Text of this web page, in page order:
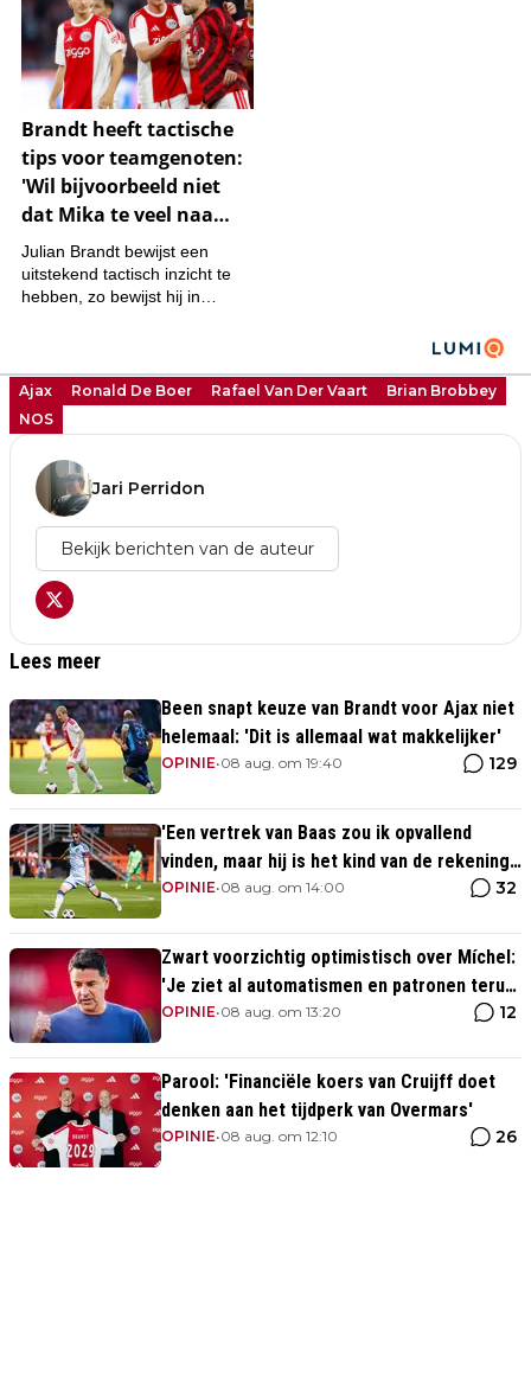
Ajax Ronald De Boer Rafael Van Der Vaart
Brian Brobbey
NOS
Jari Perridon
Bekijk berichten van de auteur
Lees meer
Been snapt keuze van Brandt voor Ajax niet
helemaal: 'Dit is allemaal wat makkelijker'
OPINIE•08 aug. om 19:40 129
'Een vertrek van Baas zou ik opvallend
vinden, maar hij is het kind van de rekening
van de komst van Blind'
OPINIE•08 aug. om 14:00 32
Zwart voorzichtig optimistisch over Míchel:
'Je ziet al automatismen en patronen terug,
maar...'
OPINIE•08 aug. om 13:20 12
Parool: 'Financiële koers van Cruijff doet
denken aan het tijdperk van Overmars'
OPINIE•08 aug. om 12:10 26